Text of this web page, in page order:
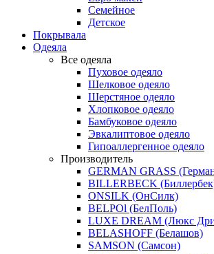
Семейное
Детское
Покрывала
Одеяла
Все одеяла
Пуховое одеяло
Шелковое одеяло
Шерстяное одеяло
Хлопковое одеяло
Бамбуковое одеяло
Эвкалиптовое одеяло
Гипоаллергенное одеяло
Производитель
GERMAN GRASS
BILLERBECK
ONSILK (ОнСилк)
BELPOl (БелПоль)
LUXE DREAM (Люкс
BELASHOFF (Белашов)
SAMSON (Самсон)